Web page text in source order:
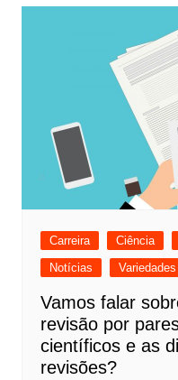
Carreira Ciência
Notícias
Variedades
Vamos falar
revisão por
científicos e as
revisões?